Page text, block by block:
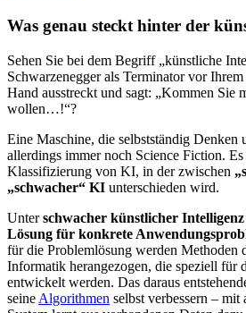
Was genau steckt hinter der
Sehen Sie bei dem Begriff „künstliche
Schwarzenegger als Terminator vor
Hand ausstreckt und sagt: „Kommen Sie
wollen…!“?
Eine Maschine, die selbstständig Denken
allerdings immer noch Science Fiction.
Klassifizierung von KI, in der zwischen
„schwacher“ KI unterschieden wird.
Unterschwacher künstlicher Intelligenz
Lösung für konkrete
für die Problemlösung werden Methoden
Informatik herangezogen, die speziell für
entwickelt werden. Das daraus
seine Algorithmen selbst verbessern – mit